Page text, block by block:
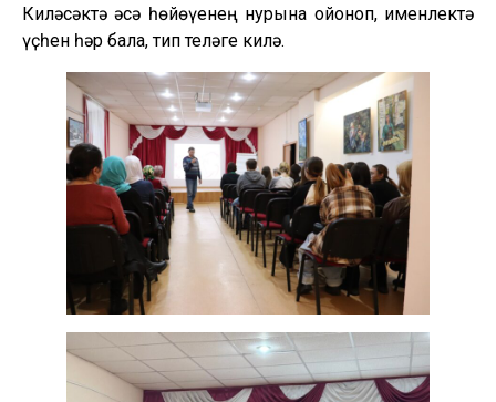
Киләсәктә әсә һөйөүенең нурына ҡойоноп, именлектә
үҫһен һәр бала, тип теләге килә.